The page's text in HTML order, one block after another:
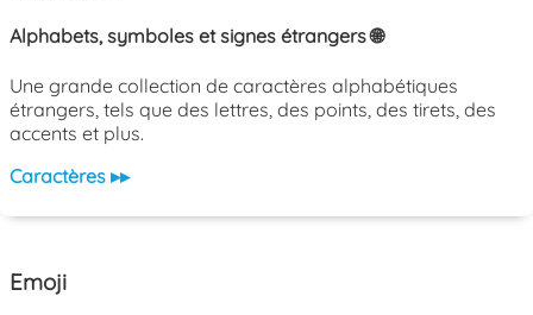
Alphabets, symboles et signes étrangers 🌐
Une grande collection de caractères alphabétiques
étrangers, tels que des lettres, des points, des tirets, des
accents et plus.
Caractères ▸▸
Emoji